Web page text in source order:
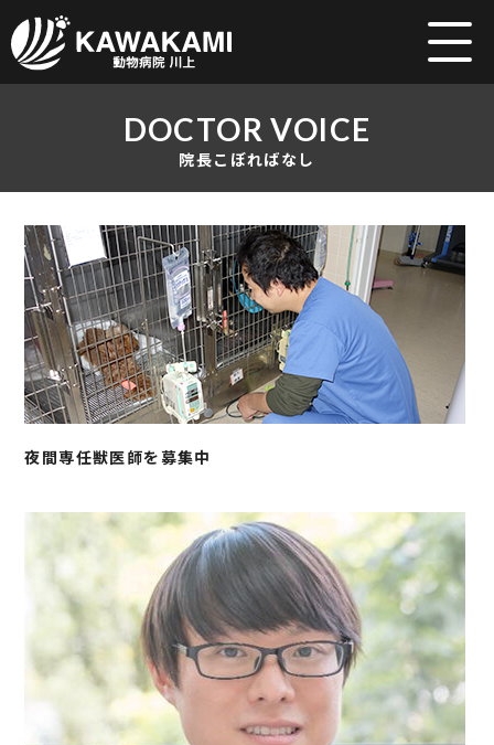
DOCTOR VOICE
院長こぼればなし
夜間専任獣医師を募集中